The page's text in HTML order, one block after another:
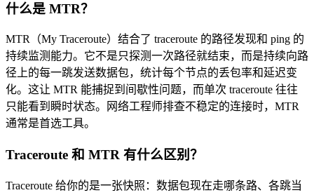
什么是 MTR？
MTR（My Traceroute）结合了 traceroute 的路径发现和 ping 的
持续监测能力。它不是只探测一次路径就结束，而是持续向路
径上的每一跳发送数据包，统计每个节点的丢包率和延迟变
化。这让 MTR 能捕捉到间歇性问题，而单次 traceroute 往往
只能看到瞬时状态。网络工程师排查不稳定的连接时，MTR
通常是首选工具。
Traceroute 和 MTR 有什么区别？
Traceroute 给你的是一张快照：数据包现在走哪条路、各跳当